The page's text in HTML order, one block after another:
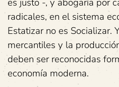
radicales, en el sistema
Estatizar no es Socializar.
mercantiles y la
deben ser reconocidas
economía moderna.